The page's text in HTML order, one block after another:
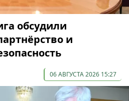
обсудили
и
06 АВГУСТА 2026 15:27